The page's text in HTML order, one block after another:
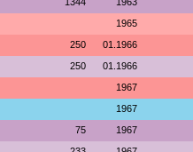
1965
250 01.1966
250 01.1966
1967
1967
75 1967